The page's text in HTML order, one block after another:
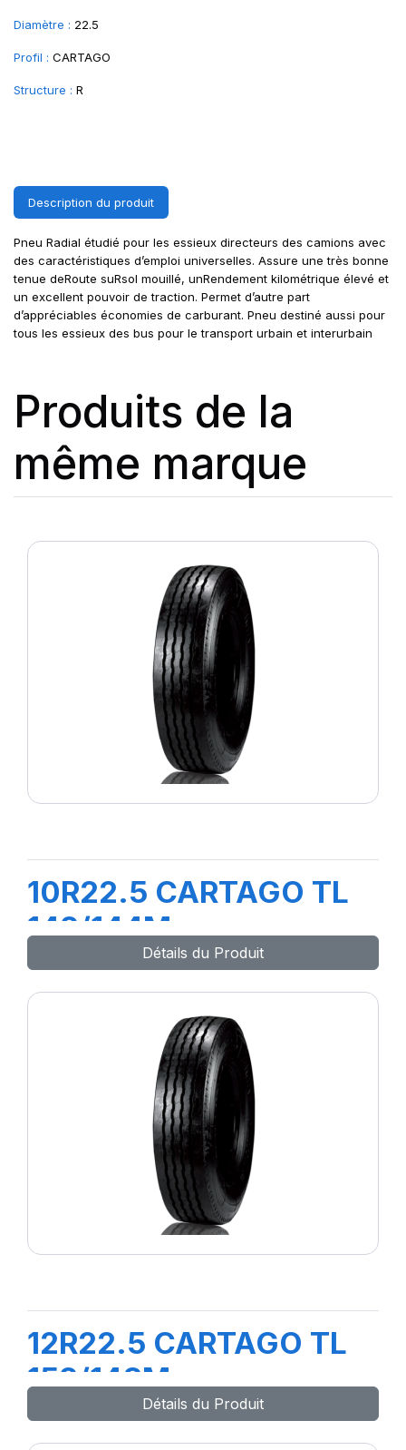
Diamètre : 22.5
Profil : CARTAGO
Structure : R
Description du produit
Pneu Radial étudié pour les essieux directeurs des camions avec
des caractéristiques d’emploi universelles. Assure une très bonne
tenue deRoute suRsol mouillé, unRendement kilométrique élevé et
un excellent pouvoir de traction. Permet d’autre part
d’appréciables économies de carburant. Pneu destiné aussi pour
tous les essieux des bus pour le transport urbain et interurbain
Produits de la
même marque
10R22.5 CARTAGO TL
142/144M
Détails du Produit
12R22.5 CARTAGO TL
152/148M
Détails du Produit